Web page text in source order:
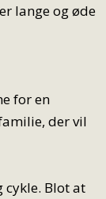
lange og øde
for en
der vil
cykle. Blot at